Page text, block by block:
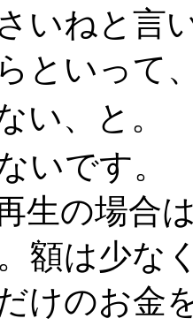
いねと言
といって
い、と。
いです。
生の場合
額は少な
けのお金